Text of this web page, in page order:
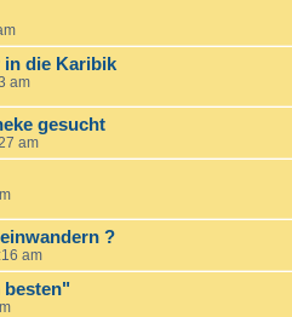
die Karibik
am
gesucht
am
?
am
besten"